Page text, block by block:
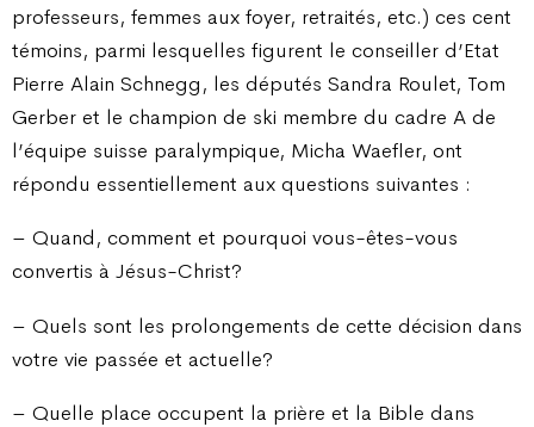
professeurs, femmes aux foyer, retraités, etc.) ces cent
témoins, parmi lesquelles figurent le conseiller d’Etat
Pierre Alain Schnegg, les députés Sandra Roulet, Tom
Gerber et le champion de ski membre du cadre A de
l’équipe suisse paralympique, Micha Waefler, ont
répondu essentiellement aux questions suivantes :
– Quand, comment et pourquoi vous-êtes-vous
convertis à Jésus-Christ?
– Quels sont les prolongements de cette décision dans
votre vie passée et actuelle?
– Quelle place occupent la prière et la Bible dans